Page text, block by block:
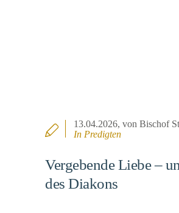
13.04.2026, von Bischof
In Predigten
Vergebende Liebe –
des Diakons